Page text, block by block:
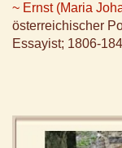
~ Ernst (Maria
österreichischer
Essayist; 1806-